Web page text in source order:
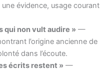
évidence, usage courant
qui non vult audire » —
l’origine ancienne de
dans l’écoute.
écrits restent » —